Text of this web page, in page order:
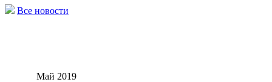
Все новости
Май 2019